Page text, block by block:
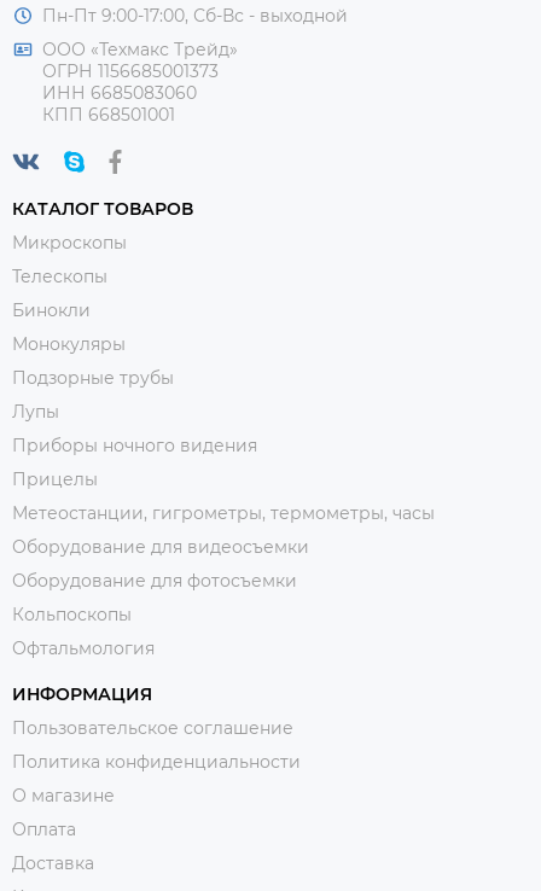
Пн-Пт 9:00-17:00, Сб-Вс - выходной
ООО «Техмакс Трейд»
ОГРН 1156685001373
ИНН 6685083060
КПП 668501001
КАТАЛОГ ТОВАРОВ
Микроскопы
Телескопы
Бинокли
Монокуляры
Подзорные трубы
Лупы
Приборы ночного видения
Прицелы
Метеостанции, гигрометры, термометры, часы
Оборудование для видеосъемки
Оборудование для фотосъемки
Кольпоскопы
Офтальмология
ИНФОРМАЦИЯ
Пользовательское соглашение
Политика конфиденциальности
О магазине
Оплата
Доставка